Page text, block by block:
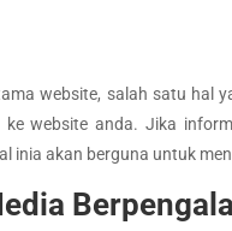
website, salah satu hal
website anda. Jika
inia akan berguna untuk